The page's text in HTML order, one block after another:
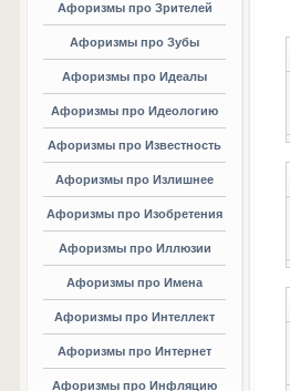
Афоризмы про Зрителей
Афоризмы про Зубы
Афоризмы про Идеалы
Афоризмы про Идеологию
Афоризмы про Известность
Афоризмы про Излишнее
Афоризмы про Изобретения
Афоризмы про Иллюзии
Афоризмы про Имена
Афоризмы про Интеллект
Афоризмы про Интернет
Афоризмы про Инфляцию